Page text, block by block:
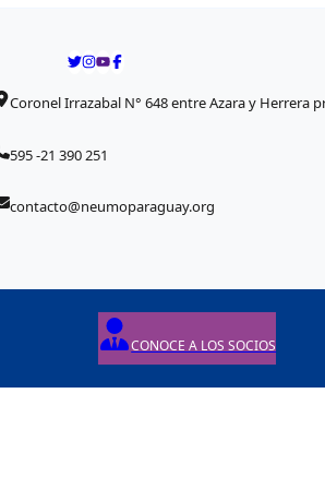
Coronel Irrazabal N° 648 entre Azara y Herrera
595 -21 390 251
contacto@neumoparaguay.org
CONOCE A LOS SOCIOS